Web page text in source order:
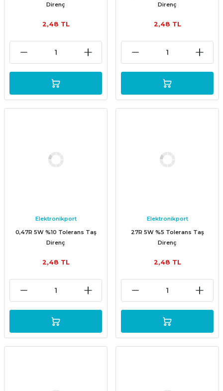
Direnç
2,48 TL
Direnç
2,48 TL
Elektronikport
0,47R 5W %10 Tolerans Taş
Direnç
2,48 TL
Elektronikport
27R 5W %5 Tolerans Taş
Direnç
2,48 TL